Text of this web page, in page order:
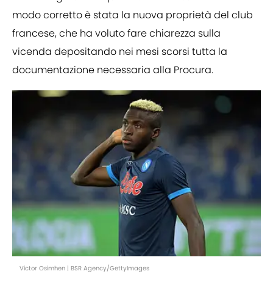
modo corretto è stata la nuova proprietà del club
francese, che ha voluto fare chiarezza sulla
vicenda depositando nei mesi scorsi tutta la
documentazione necessaria alla Procura.
Victor Osimhen | BSR Agency/GettyImages